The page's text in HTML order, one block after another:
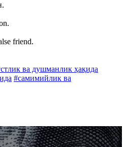
friend.
ва душманлик ҳақида
#самимийлик ва